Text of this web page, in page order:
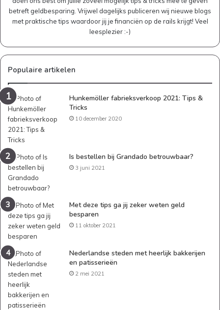
betreft geldbesparing. Vrijwel dagelijks publiceren wij nieuwe blogs
met praktische tips waardoor jij je financiën op de rails krijgt! Veel
leesplezier :-)
Populaire artikelen
Hunkemöller fabrieksverkoop 2021: Tips &
Tricks
10 december 2020
Is bestellen bij Grandado betrouwbaar?
3 juni 2021
Met deze tips ga jij zeker weten geld
besparen
11 oktober 2021
Nederlandse steden met heerlijk bakkerijen
en patisserieën
2 mei 2021